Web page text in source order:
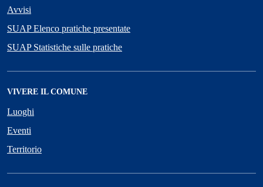
Avvisi
SUAP Elenco pratiche presentate
SUAP Statistiche sulle pratiche
VIVERE IL COMUNE
Luoghi
Eventi
Territorio